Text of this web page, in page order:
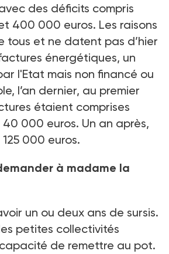
des déficits compris
400 000 euros. Les raisons
tous et ne datent pas d’hier
énergétiques, un
l'Etat mais non financé ou
l’an dernier, au premier
étaient comprises
000 euros. Un an après,
000 euros.
à madame la
un ou deux ans de sursis.
petites collectivités
capacité de remettre au pot.